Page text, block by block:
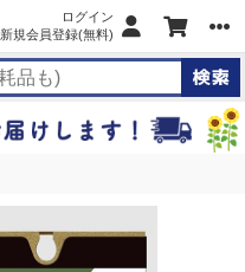
ログイン
新規会員登録(無料)